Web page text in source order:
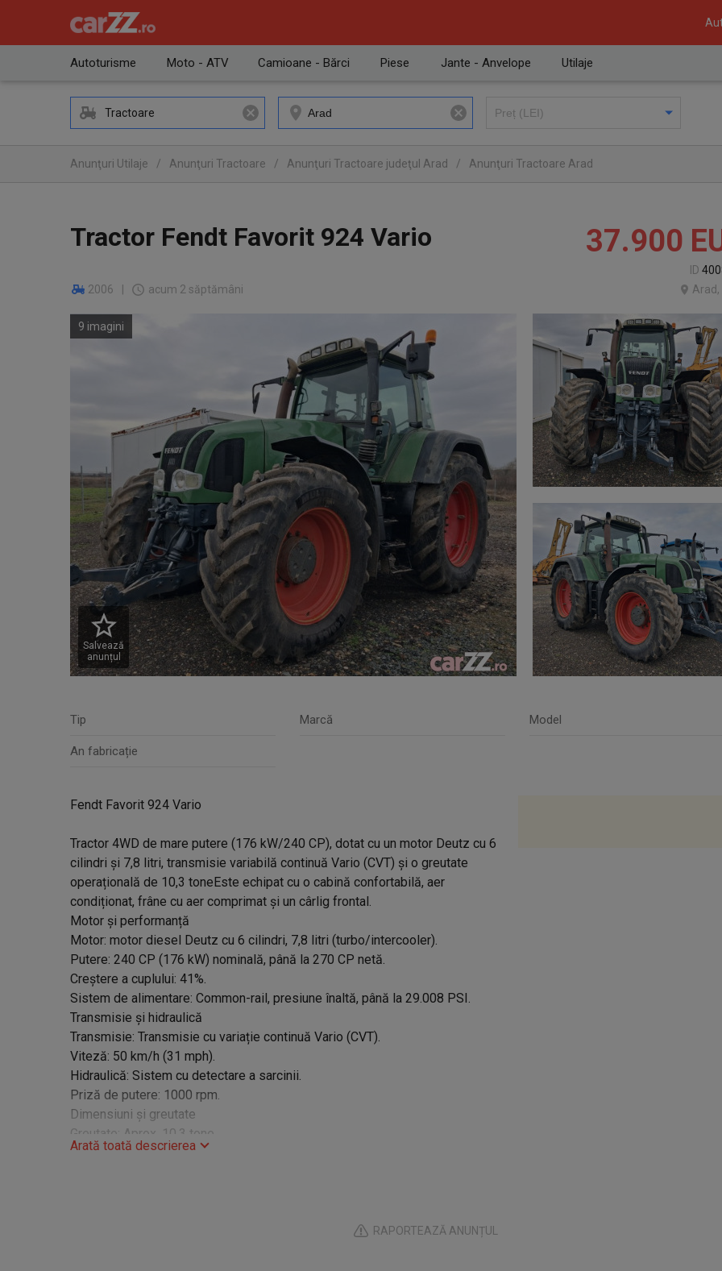
Autoturisme Moto - ATV Camioane - Bărci Piese Jante - Anvelope Utilaje
Tractoare
Anunţuri Utilaje / Anunţuri Tractoare / Anunţuri Tractoare judeţul Arad / Anunţuri Tractoare Arad
Tractor Fendt Favorit 924 Vario 37.900
ID
2006
acum 2 săptămâni
Salvează
anunțul
9 imagini
Tip Marcă Model
An fabricație
Fendt Favorit 924 Vario
Tractor 4WD de mare putere (176 kW/240 CP), dotat cu un motor Deutz cu 6
cilindri și 7,8 litri, transmisie variabilă continuă Vario (CVT) și o greutate
operațională de 10,3 toneEste echipat cu o cabină confortabilă, aer
condiționat, frâne cu aer comprimat și un cârlig frontal.
Motor și performanță
Motor: motor diesel Deutz cu 6 cilindri, 7,8 litri (turbo/intercooler).
Putere: 240 CP (176 kW) nominală, până la 270 CP netă.
Creștere a cuplului: 41%.
Sistem de alimentare: Common-rail, presiune înaltă, până la 29.008 PSI.
Transmisie și hidraulică
Transmisie: Transmisie cu variație continuă Vario (CVT).
Viteză: 50 km/h (31 mph).
Hidraulică: Sistem cu detectare a sarcinii.
Priză de putere: 1000 rpm.
Dimensiuni și greutate
Greutate: Aprox. 10,3 tone.
Lungime: 5,66 metri.
TMS (Sistem de gestionare a tractorului): Adesea inclus, permițând
Arată toată descrierea
RAPORTEAZĂ ANUNȚUL